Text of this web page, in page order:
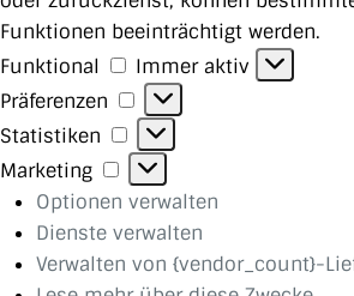
Funktionen beeinträchtigt werden.
Funktional
Funktional
Immer aktiv
Präferenzen
Präferenzen
Statistiken
Statistiken
Marketing
Marketing
Optionen verwalten
Dienste verwalten
Verwalten von {vendor_count}-